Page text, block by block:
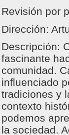
Revisión por
Dirección:
Descripción:
fascinante
comunidad.
influenciado
tradiciones y
contexto
podemos
la sociedad.